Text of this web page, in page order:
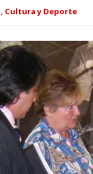
Cultura y Deporte